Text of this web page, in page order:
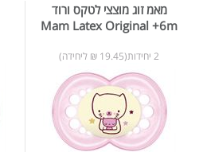
מאמ זוג מוצצי לטקס ורוד
Mam Latex Original +6m
2 יחידות(19.45 ₪ ליחידה)